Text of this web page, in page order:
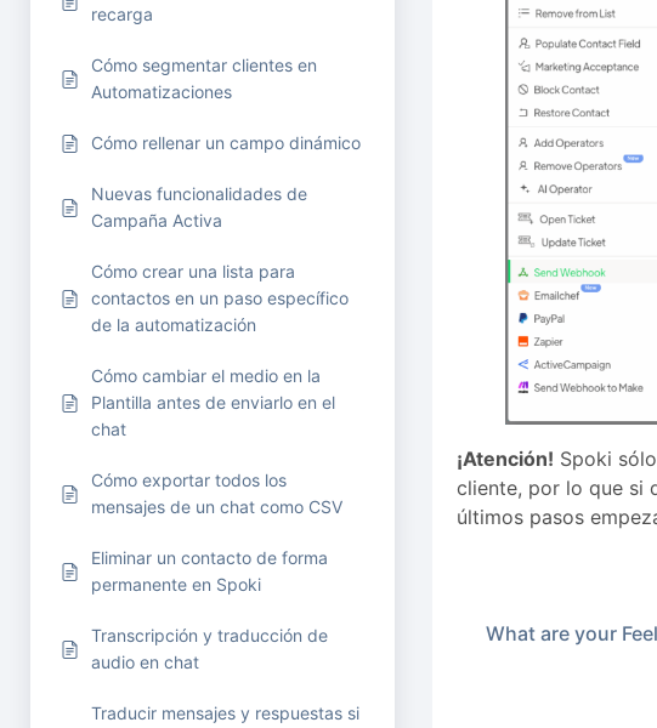
recarga
Cómo segmentar clientes en
Automatizaciones
Cómo rellenar un campo dinámico
Nuevas funcionalidades de
Campaña Activa
Cómo crear una lista para
contactos en un paso específico
de la automatización
Cómo cambiar el medio en la
Plantilla antes de enviarlo en el
chat
Cómo exportar todos los
mensajes de un chat como CSV
Eliminar un contacto de forma
permanente en Spoki
Transcripción y traducción de
audio en chat
Traducir mensajes y respuestas si
¡Atención! Spoki
cliente, por lo que si
últimos pasos
What are your